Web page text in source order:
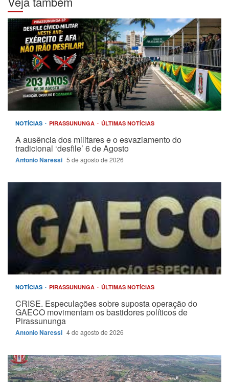
NOTÍCIAS PIRASSUNUNGA ÚLTIMAS NOTÍCIAS
A ausência dos militares e o esvaziamento do
tradicional ‘desfile’ 6 de Agosto
Antonio Naressi 5 de agosto de 2026
NOTÍCIAS PIRASSUNUNGA ÚLTIMAS NOTÍCIAS
CRISE. Especulações sobre suposta operação do
GAECO movimentam os bastidores políticos de
Pirassununga
Antonio Naressi 4 de agosto de 2026